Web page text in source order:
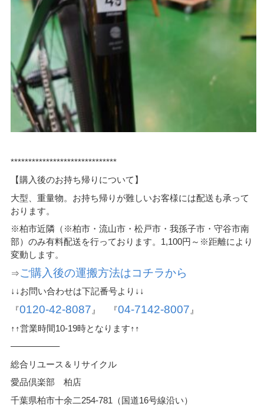
******************************
【購入後のお持ち帰りについて】
大型、重量物。お持ち帰りが難しいお客様には配送も承って
おります。
※柏市近隣（※柏市・流山市・松戸市・我孫子市・守谷市南
部）のみ有料配送を行っております。1,100円～※距離により
変動します。
⇒ご購入後の運搬方法はコチラから
↓↓お問い合わせは下記番号より↓↓
『0120-42-8087 』 『04-7142-8007 』
↑↑営業時間10-19時となります↑↑
—————–
総合リユース＆リサイクル
愛品倶楽部 柏店
千葉県柏市十余二254-781（国道16号線沿い）